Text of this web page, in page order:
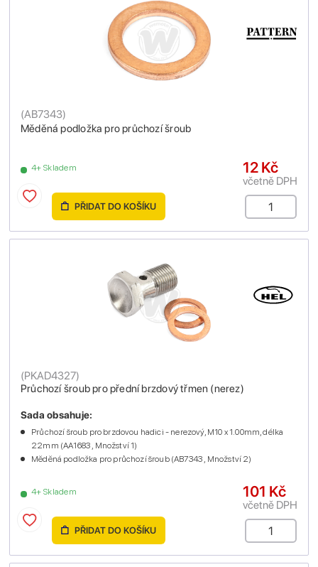
Měděná podložka pro průchozí šroub
(AB7343)
4+ Skladem 12 Kč
včetně DPH
PŘIDAT DO KOŠÍKU
Průchozí šroub pro přední brzdový třmen (nerez)
(PKAD4327)
4+ Skladem
Sada obsahuje:
Průchozí šroub pro brzdovou hadici - nerezový, M10 x 1.00mm, délka
22mm (AA1683 , Množství 1)
Měděná podložka pro průchozí šroub (AB7343 , Množství 2)
101 Kč
včetně DPH
PŘIDAT DO KOŠÍKU